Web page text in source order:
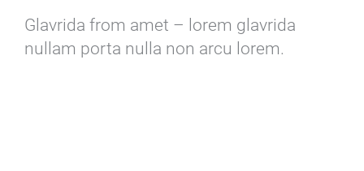
Glavrida from amet – lorem glavrida
nullam porta nulla non arcu lorem.